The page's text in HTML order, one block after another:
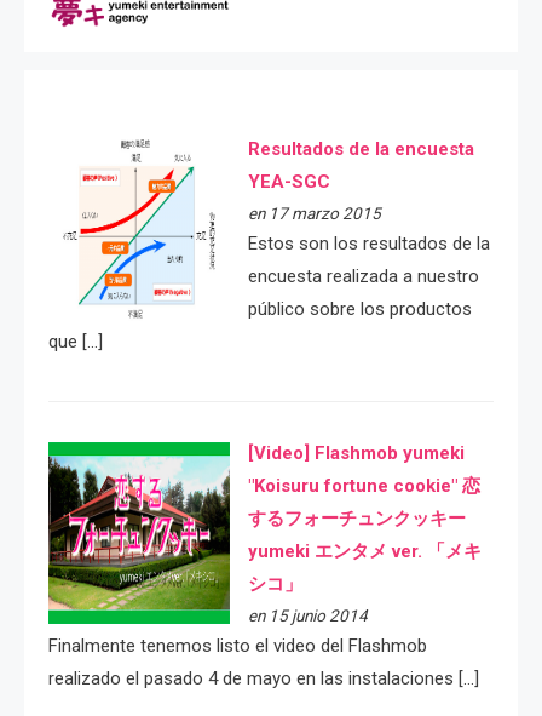
Resultados de la encuesta
YEA-SGC
en 17 marzo 2015
Estos son los resultados de la
encuesta realizada a nuestro
público sobre los productos
que […]
[Video] Flashmob yumeki
"Koisuru fortune cookie" 恋
するフォーチュンクッキー
yumeki エンタメ ver. 「メキ
シコ」
en 15 junio 2014
Finalmente tenemos listo el video del Flashmob
realizado el pasado 4 de mayo en las instalaciones […]